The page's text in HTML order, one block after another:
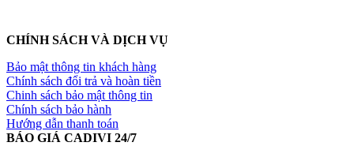
CHÍNH SÁCH VÀ DỊCH VỤ
Bảo mật thông tin khách hàng
Chính sách đổi trả và hoàn tiền
Chinh sách bảo mật thông tin
Chính sách bảo hành
Hướng dẫn thanh toán
BÁO GIÁ CADIVI 24/7